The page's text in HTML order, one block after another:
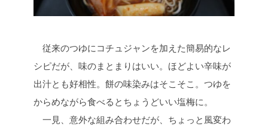
従来のつゆにコチュジャンを加えた簡易的なレ
シピだが、味のまとまりはいい。ほどよい辛味が
出汁とも好相性。餅の味染みはそこそこ。つゆを
からめながら食べるとちょうどいい塩梅に。
一見、意外な組み合わせだが、ちょっと風変わ